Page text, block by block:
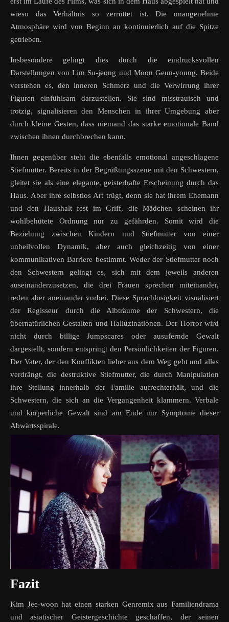
wieso das Verhältnis so zerrüttet ist. Die unangenehme
Atmosphäre wird von Beginn an kontinuierlich auf die Spitze
getrieben.
Insbesondere gelingt dies durch die eindrucksvollen
Darstellungen von Lim Su-jeong und Moon Geun-young. Beide
verstehen es, den inneren Schmerz und die Verwirrung ihrer
Figuren einfühlsam darzustellen. Sie sind misstrauisch und
trotzig, signalisieren den Menschen in ihrer Umgebung aber
durch kleine Gesten, dass niemand das starke emotionale Band
zwischen ihnen durchbrechen kann.
Ihnen gegenüber steht die ebenfalls emotional angeschlagene
Stiefmutter. Bereits in der Begrüßungsszene mit den Schwestern,
gleitet sie als eine elegante, geisterhafte Erscheinung durch das
Haus. Aber ihre selbstlos Art trügt, denn sie hat ihrem Ehemann
und den Haushalt fest im Griff, die Mädchen scheinen ihr
wohlbehütete Ordnung nur zu gefährden. Somit wird die
Beziehung zwischen Kindern und Stiefmutter von einer
unheilvollen Dynamik, aber auch gleichzeitig von einer
kommunikativen Barriere bestimmt. Weder der Stiefmutter noch
den Schwestern gelingt es, sich mit dem jeweils anderen
auseinanderzusetzen, die drei Frauen sprechen miteinander,
reden aber aneinander vorbei. Diese Sprachlosigkeit visualisiert
der Regisseur durch die Albträume der Schwestern, die
übernatürlichen Gestalten und Halluzinationen. Der Horror wird
nicht durch billige Jumpscares oder ausufernde Gewalt
dargestellt, sondern entspringt den Persönlichkeiten der Figuren.
Der Vater, der den Konflikten lieber aus dem Weg geht und alles
verdrängt, die destruktive Stiefmutter, die durch Manipulation
ihre Stellung innerhalb der Familie aufrechterhält, und die
Schwestern, die sich an die Vergangenheit klammern. Verbale
und körperliche Gewalt sind am Ende nur Symptome dieser
Abwärtsspirale.
Fazit
Kim Jee-woon hat einen starken Genremix aus Familiendrama
und asiatischer Geistergeschichte geschaffen, der seinen